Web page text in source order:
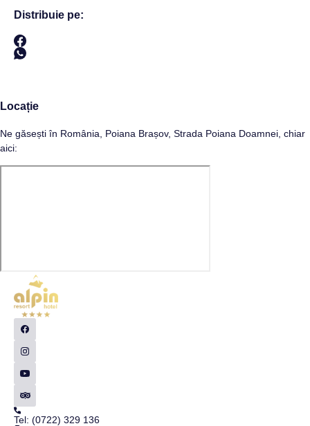
Distribuie pe:
Locație
Ne găsești în România, Poiana Brașov, Strada Poiana Doamnei, chiar
aici:
Tel: (0722) 329 136